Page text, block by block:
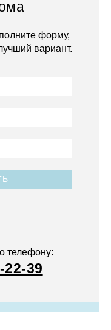
форму,
вариант.
телефону:
22-39